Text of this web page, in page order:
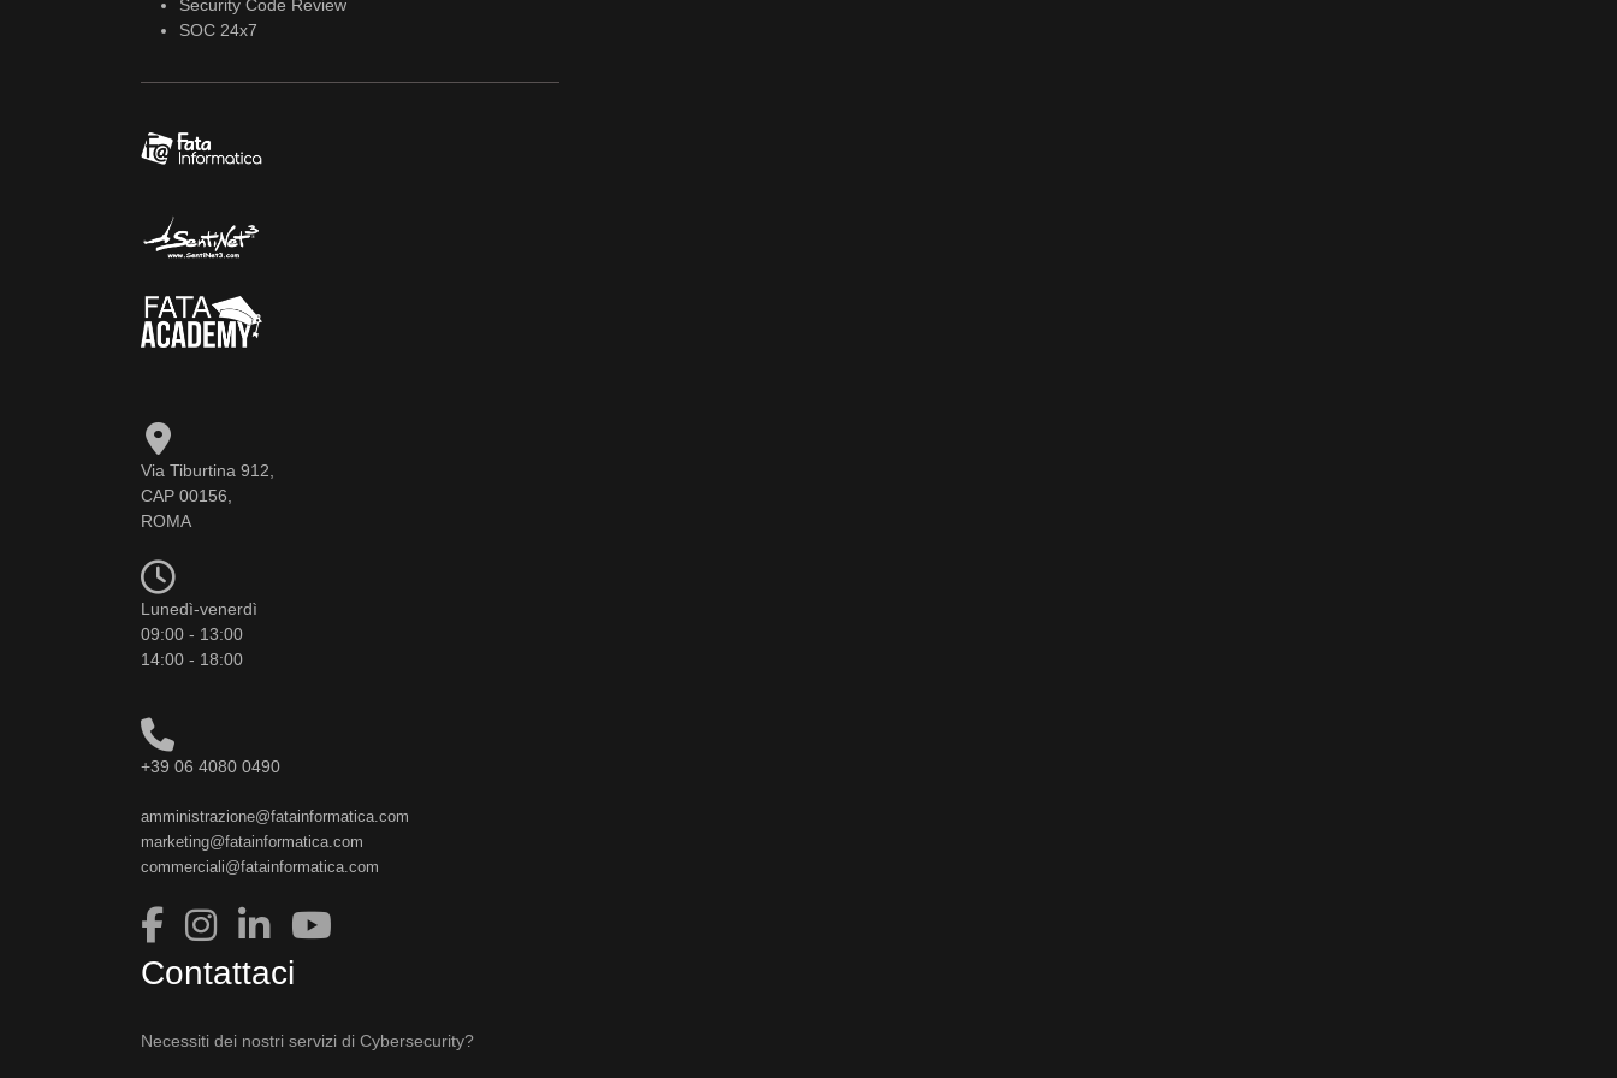
Security Code Review
SOC 24x7
Via Tiburtina 912,
CAP 00156,
ROMA
Lunedì-venerdì
09:00 - 13:00
14:00 - 18:00
+39 06 4080 0490
amministrazione@fatainformatica.com
marketing@fatainformatica.com
commerciali@fatainformatica.com
Contattaci
Necessiti dei nostri servizi di Cybersecurity?